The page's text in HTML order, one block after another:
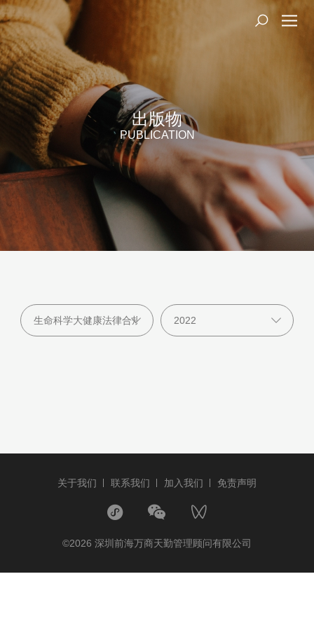
出版物
PUBLICATION
关于我们 联系我们 加入我们 免责声明
©2026 深圳前海万商天勤管理顾问有限公司